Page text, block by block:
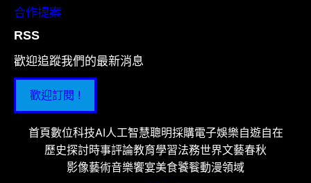
合作提案
RSS
歡迎追蹤我們的最新消息
歡迎訂閱 !
首頁數位科技AI人工智慧聰明採購電子娛樂自遊自在
歷史探討時事評論教育學習法務世界文藝春秋
影像藝術音樂饗宴美食饕餮動漫領域